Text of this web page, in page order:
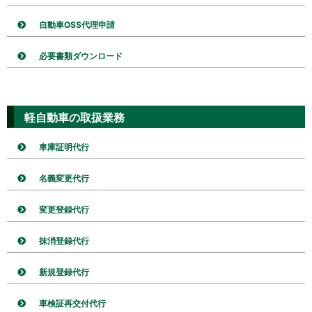
自動車OSS代理申請
必要書類ダウンロード
軽自動車の取扱業務
車庫証明代行
名義変更代行
変更登録代行
抹消登録代行
新規登録代行
車検証再交付代行